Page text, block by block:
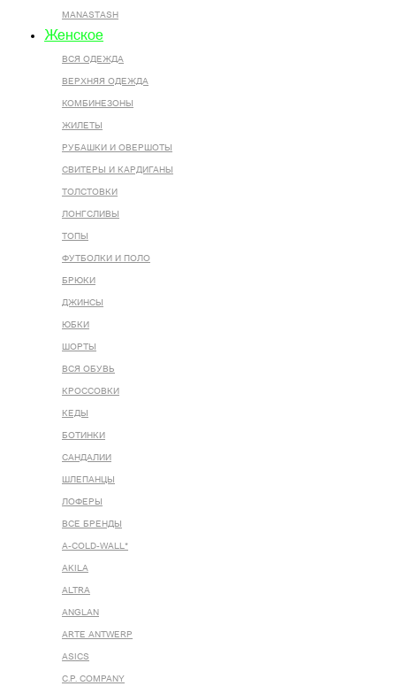
MANASTASH
Женское
ВСЯ ОДЕЖДА
ВЕРХНЯЯ ОДЕЖДА
КОМБИНЕЗОНЫ
ЖИЛЕТЫ
РУБАШКИ И ОВЕРШОТЫ
СВИТЕРЫ И КАРДИГАНЫ
ТОЛСТОВКИ
ЛОНГСЛИВЫ
ТОПЫ
ФУТБОЛКИ И ПОЛО
БРЮКИ
ДЖИНСЫ
ЮБКИ
ШОРТЫ
ВСЯ ОБУВЬ
КРОССОВКИ
КЕДЫ
БОТИНКИ
САНДАЛИИ
ШЛЕПАНЦЫ
ЛОФЕРЫ
ВСЕ БРЕНДЫ
A-COLD-WALL*
AKILA
ALTRA
ANGLAN
ARTE ANTWERP
ASICS
C.P. COMPANY